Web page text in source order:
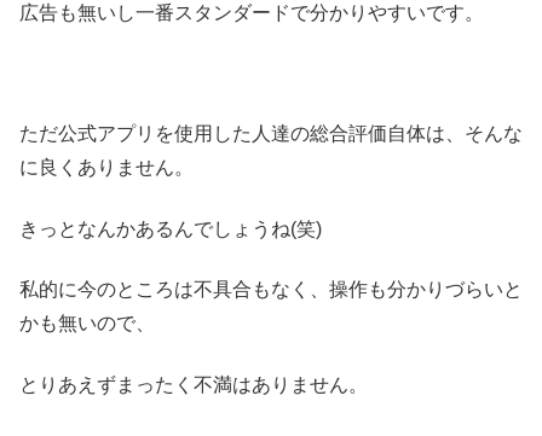
広告も無いし一番スタンダードで分かりやすいです。
ただ公式アプリを使用した人達の総合評価自体は、そんな
に良くありません。
きっとなんかあるんでしょうね(笑)
私的に今のところは不具合もなく、操作も分かりづらいと
かも無いので、
とりあえずまったく不満はありません。